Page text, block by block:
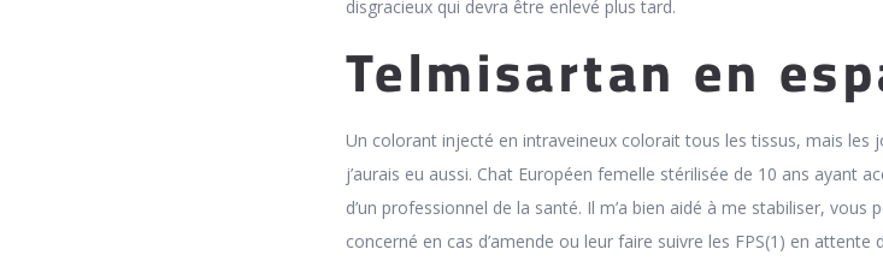
disgracieux qui devra être enlevé plus tard.
Telmisartan en
Un colorant injecté en intraveineux colorait tous les tissus, mais les
j’aurais eu aussi. Chat Européen femelle stérilisée de 10 ans ayant
d’un professionnel de la santé. Il m’a bien aidé à me stabiliser, vous
concerné en cas d’amende ou leur faire suivre les FPS(1) en